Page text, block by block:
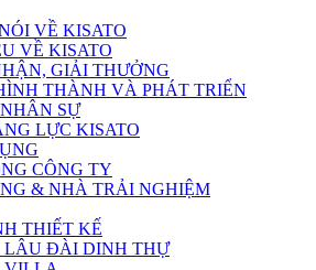
VỀ KISATO
VỀ KISATO
GIẢI THƯỞNG
THÀNH VÀ PHÁT TRIỂN
SỰ
LỰC KISATO
CÔNG TY
& NHÀ TRẢI NGHIỆM
THIẾT KẾ
LÂU ĐÀI DINH THỰ